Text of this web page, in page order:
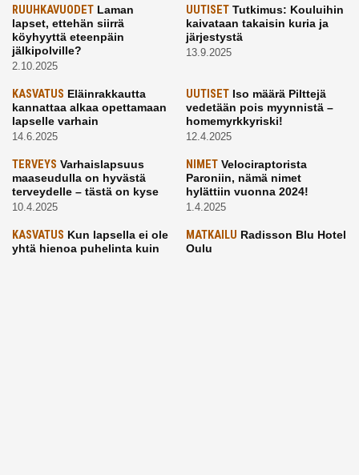
RUUHKAVUODET Laman
lapset, ettehän siirrä
köyhyyttä eteenpäin
jälkipolville?
2.10.2025
UUTISETTutkimus: Kouluihin
kaivataan takaisin kuria ja
järjestystä
13.9.2025
KASVATUS Eläinrakkautta
kannattaa alkaa opettamaan
lapselle varhain
14.6.2025
UUTISETIso määrä Pilttejä
vedetään pois myynnistä –
homemyrkkyriski!
12.4.2025
TERVEYS Varhaislapsuus
maaseudulla on hyvästä
terveydelle – tästä on kyse
10.4.2025
NIMETVelociraptorista
Paroniin, nämä nimet
hylättiin vuonna 2024!
1.4.2025
KASVATUS Kun lapsella ei ole
yhtä hienoa puhelinta kuin
MATKAILU Radisson Blu Hotel
Oulu